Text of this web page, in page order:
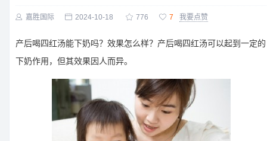
 嘉胜国际  2024-10-18  776  7 我要点赞
产后喝四红汤能下奶吗？效果怎么样？产后喝四红汤可以起到一定的
下奶作用，但其效果因人而异。